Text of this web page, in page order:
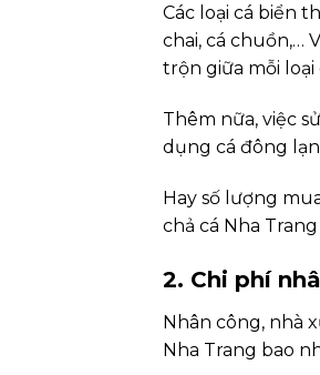
Các loại cá biển
chai, cá chuồn,…
trộn giữa mỗi loại
Thêm nữa, việc
dụng cá đông
Hay số lượng
chả cá Nha
2. Chi phí
Nhân công, nhà
Nha Trang bao